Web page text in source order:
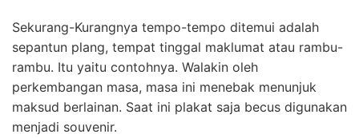
Sekurang-Kurangnya tempo-tempo ditemui adalah
sepantun plang, tempat tinggal maklumat atau rambu-
rambu. Itu yaitu contohnya. Walakin oleh
perkembangan masa, masa ini menebak menunjuk
maksud berlainan. Saat ini plakat saja becus digunakan
menjadi souvenir.